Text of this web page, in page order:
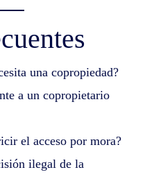
una copropiedad?
a un copropietario
el acceso por mora?
ilegal de la